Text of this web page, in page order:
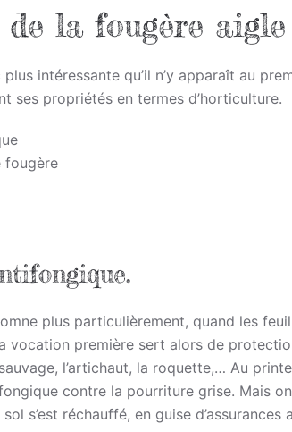
la fougère aigle
intéressante qu’il n’y apparaît au
ses propriétés en termes d’horticulture.
fougère
plus particulièrement, quand les
vocation première sert alors de
l’artichaut, la roquette,… Au
contre la pourriture grise. Mais
s’est réchauffé, en guise